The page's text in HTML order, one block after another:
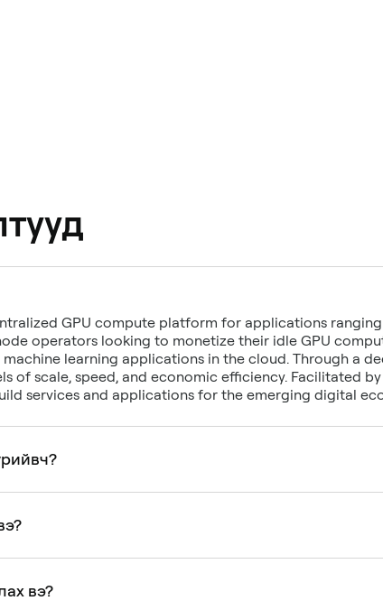
GPU compute platform for applications
operators looking to monetize their idle GPU
learning applications in the cloud. Through a
of scale, speed, and economic efficiency. Facilitated
services and applications for the emerging digital
вэ?